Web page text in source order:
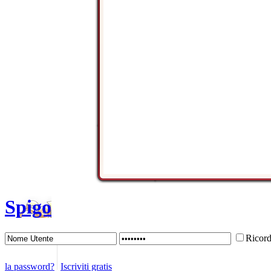
Spigo
la password? Iscriviti gratis